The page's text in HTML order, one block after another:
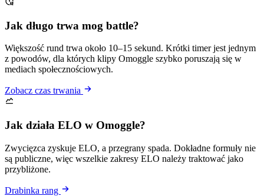
Jak długo trwa mog battle?
Większość rund trwa około 10–15 sekund. Krótki timer jest jednym
z powodów, dla których klipy Omoggle szybko poruszają się w
mediach społecznościowych.
Zobacz czas trwania
Jak działa ELO w Omoggle?
Zwycięzca zyskuje ELO, a przegrany spada. Dokładne formuły nie
są publiczne, więc wszelkie zakresy ELO należy traktować jako
przybliżone.
Drabinka rang